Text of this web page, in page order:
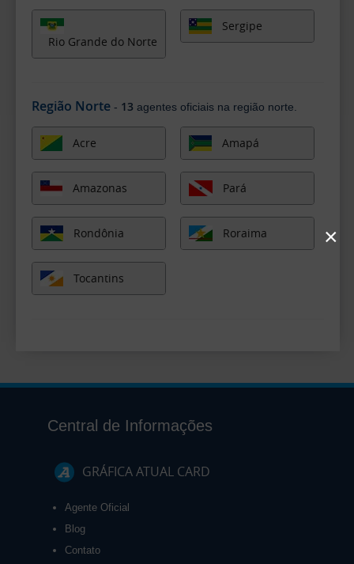
Rio Grande do Norte
Sergipe
Região Norte - 13 agentes oficiais na região norte.
Acre Amapá
Amazonas Pará
Rondônia Roraima
Tocantins
Central de Informações
GRÁFICA ATUAL CARD
Agente Oficial
Blog
Contato
×